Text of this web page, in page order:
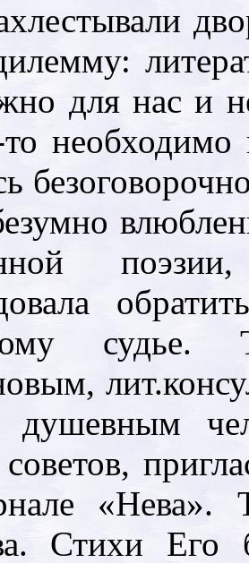
для нас и
необходимо
душевным
«Нева».
Стихи Его